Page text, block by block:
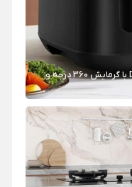
سرخ کن بدون روغن شیائومی Dreame F20 با گرمایش 360 درجه و